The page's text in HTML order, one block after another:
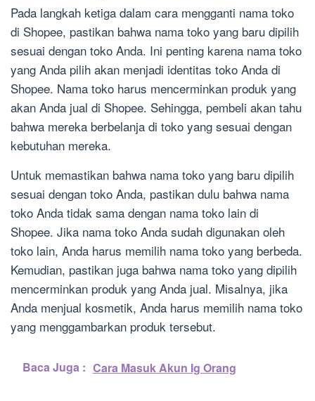
Pada langkah ketiga dalam cara mengganti nama toko
di Shopee, pastikan bahwa nama toko yang baru dipilih
sesuai dengan toko Anda. Ini penting karena nama toko
yang Anda pilih akan menjadi identitas toko Anda di
Shopee. Nama toko harus mencerminkan produk yang
akan Anda jual di Shopee. Sehingga, pembeli akan tahu
bahwa mereka berbelanja di toko yang sesuai dengan
kebutuhan mereka.
Untuk memastikan bahwa nama toko yang baru dipilih
sesuai dengan toko Anda, pastikan dulu bahwa nama
toko Anda tidak sama dengan nama toko lain di
Shopee. Jika nama toko Anda sudah digunakan oleh
toko lain, Anda harus memilih nama toko yang berbeda.
Kemudian, pastikan juga bahwa nama toko yang dipilih
mencerminkan produk yang Anda jual. Misalnya, jika
Anda menjual kosmetik, Anda harus memilih nama toko
yang menggambarkan produk tersebut.
Baca Juga : Cara Masuk Akun Ig Orang